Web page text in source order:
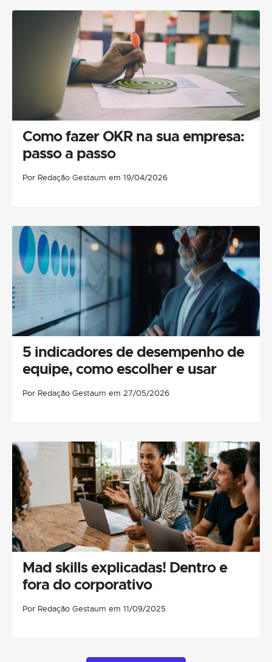
Como fazer OKR na sua empresa:
passo a passo
Por Redação Gestaum em 19/04/2026
5 indicadores de desempenho de
equipe, como escolher e usar
Por Redação Gestaum em 27/05/2026
Mad skills explicadas! Dentro e
fora do corporativo
Por Redação Gestaum em 11/09/2025